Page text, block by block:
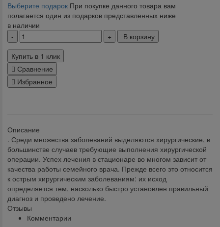
Выберите подарок При покупке данного товара вам
полагается один из подарков представленных ниже
в наличии
В корзину
Купить в 1 клик
Сравнение
Избранное
Описание
. Среди множества заболеваний выделяются хирургические, в
большинстве случаев требующие выполнения хирургической
операции. Успех лечения в стационаре во многом зависит от
качества работы семейного врача. Прежде всего это относится
к острым хирургическим заболеваниям: их исход
определяется тем, насколько быстро установлен правильный
диагноз и проведено лечение.
Отзывы
Комментарии